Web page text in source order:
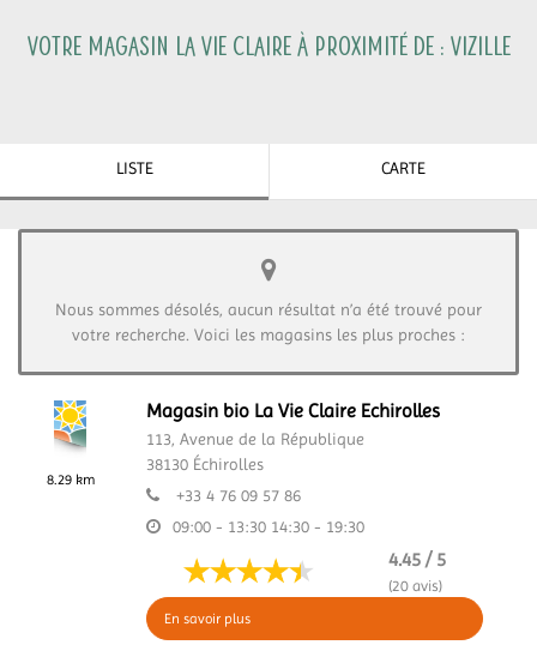
Votre magasin La Vie Claire à proximité de : Vizille
LISTE CARTE
Nous sommes désolés, aucun résultat n’a été trouvé pour
votre recherche. Voici les magasins les plus proches :
8.29 km
Magasin bio La Vie Claire Echirolles
113, Avenue de la République
38130 Échirolles
+33 4 76 09 57 86
09:00 - 13:30 14:30 - 19:30
4.45 / 5
(20 avis)
En savoir plus